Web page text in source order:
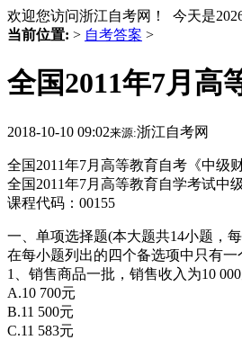
欢迎您访问浙江自考网！ 今天是
当前位置: > 自考答案 >
全国2011年7月高
2018-10-10 09:02来源:浙江自考网
全国2011年7月高等教育自考《中级
全国2011年7月高等教育自学考试中
课程代码：00155
一、单项选择题(本大题共14小题，
在每小题列出的四个备选项中只有
1、销售商品一批，销售收入为10
A.10 700元
B.11 500元
C.11 583元